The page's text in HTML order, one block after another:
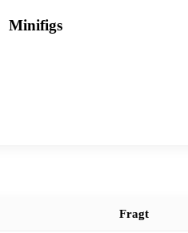
Minifigs
Fragt